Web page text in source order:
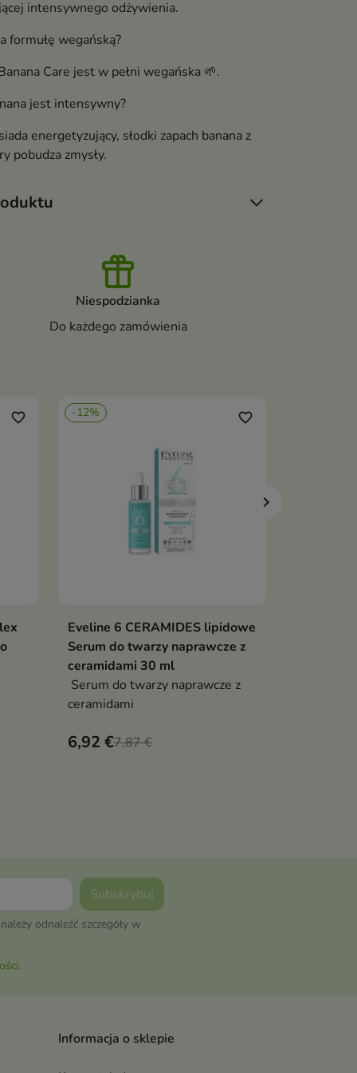
intensywnego odżywienia.
formułę wegańską?
Care jest w pełni wegańska 🌱.
jest intensywny?
energetyzujący, słodki zapach banana z
pobudza zmysły.
Niespodzianka
Do każdego zamówienia
favorite_border -12%
Dodaj do koszyka
favorite_border
Eveline 6 CERAMIDES lipidowe
Serum do twarzy naprawcze z
ceramidami 30 ml
Serum do twarzy naprawcze z
ceramidami
6,92 €7,87 €
odnaleźć szczegóły w
.
Informacja o sklepie